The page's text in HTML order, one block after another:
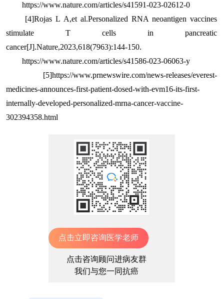
https://www.nature.com/articles/s41591-023-02612-0
[4]Rojas L A,et al.Personalized RNA neoantigen vaccines
stimulate T cells in pancreatic
cancer[J].Nature,2023,618(7963):144-150.
https://www.nature.com/articles/s41586-023-06063-y
[5]https://www.prnewswire.com/news-releases/everest-
medicines-announces-first-patient-dosed-with-evm16-its-first-
internally-developed-personalized-mrna-cancer-vaccine-
302394358.html
点击立即咨询医学老师
点击咨询顾问进病友群
我们与您一同抗癌